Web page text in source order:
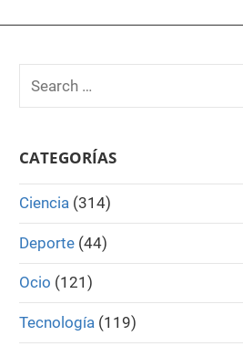
Search
for:
CATEGORÍAS
Ciencia(314)
Deporte(44)
Ocio (121)
Tecnología(119)